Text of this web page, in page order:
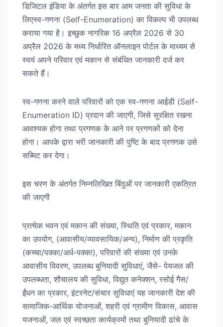
डिजिटल इंडिया के अंतर्गत इस बार आम जनता की सुविधा के
लिएस्व-गणना (Self-Enumeration) का विकल्प भी उपलब्ध
कराया गया है। इच्छुक नागरिक 16 अप्रैल 2026 से 30
अप्रैल 2026 के मध्य निर्धारित ऑनलाइन पोर्टल के माध्यम से
स्वयं अपने परिवार एवं मकान से संबंधित जानकारी दर्ज कर
सकते हैं।
स्व-गणना करने वाले परिवारों को एक स्व-गणना आईडी (Self-
Enumeration ID) प्रदान की जाएगी, जिसे सुरक्षित रखना
आवश्यक होगा तथा प्रगणक के आने पर प्रगणकों को देना
होगा। आपके द्वारा भरी जानकारी की पुष्टि के बाद प्रगणक उसे
सब्मिट कर देगा।
इस चरण के अंतर्गत निम्नलिखित बिंदुओं पर जानकारी एकत्रित
की जाएगी
प्रत्येक भवन एवं मकान की संख्या, स्थिति एवं प्रकार, मकान
का उपयोग, (आवासीय/व्यावसायिक/अन्य), निर्माण की प्रकृति
(कच्चा/पक्का/अर्ध-पक्का), परिवारों की संख्या एवं उनके
आवासीय विवरण, उपलब्ध बुनियादी सुविधाएं, जैसे- पेयजल की
उपलब्धता, शौचालय की सुविधा, विद्युत कनेक्शन, रसोई गैस/
ईंधन का प्रकार, इंटरनेट/संचार सुविधाएं यह जानकारी देश की
सामाजिक-आर्थिक योजनाओं, शहरी एवं ग्रामीण विकास, आवास
यजनाओं, जल एवं स्वच्छता कार्यक्रमों तथा बुनियादी ढांचे के